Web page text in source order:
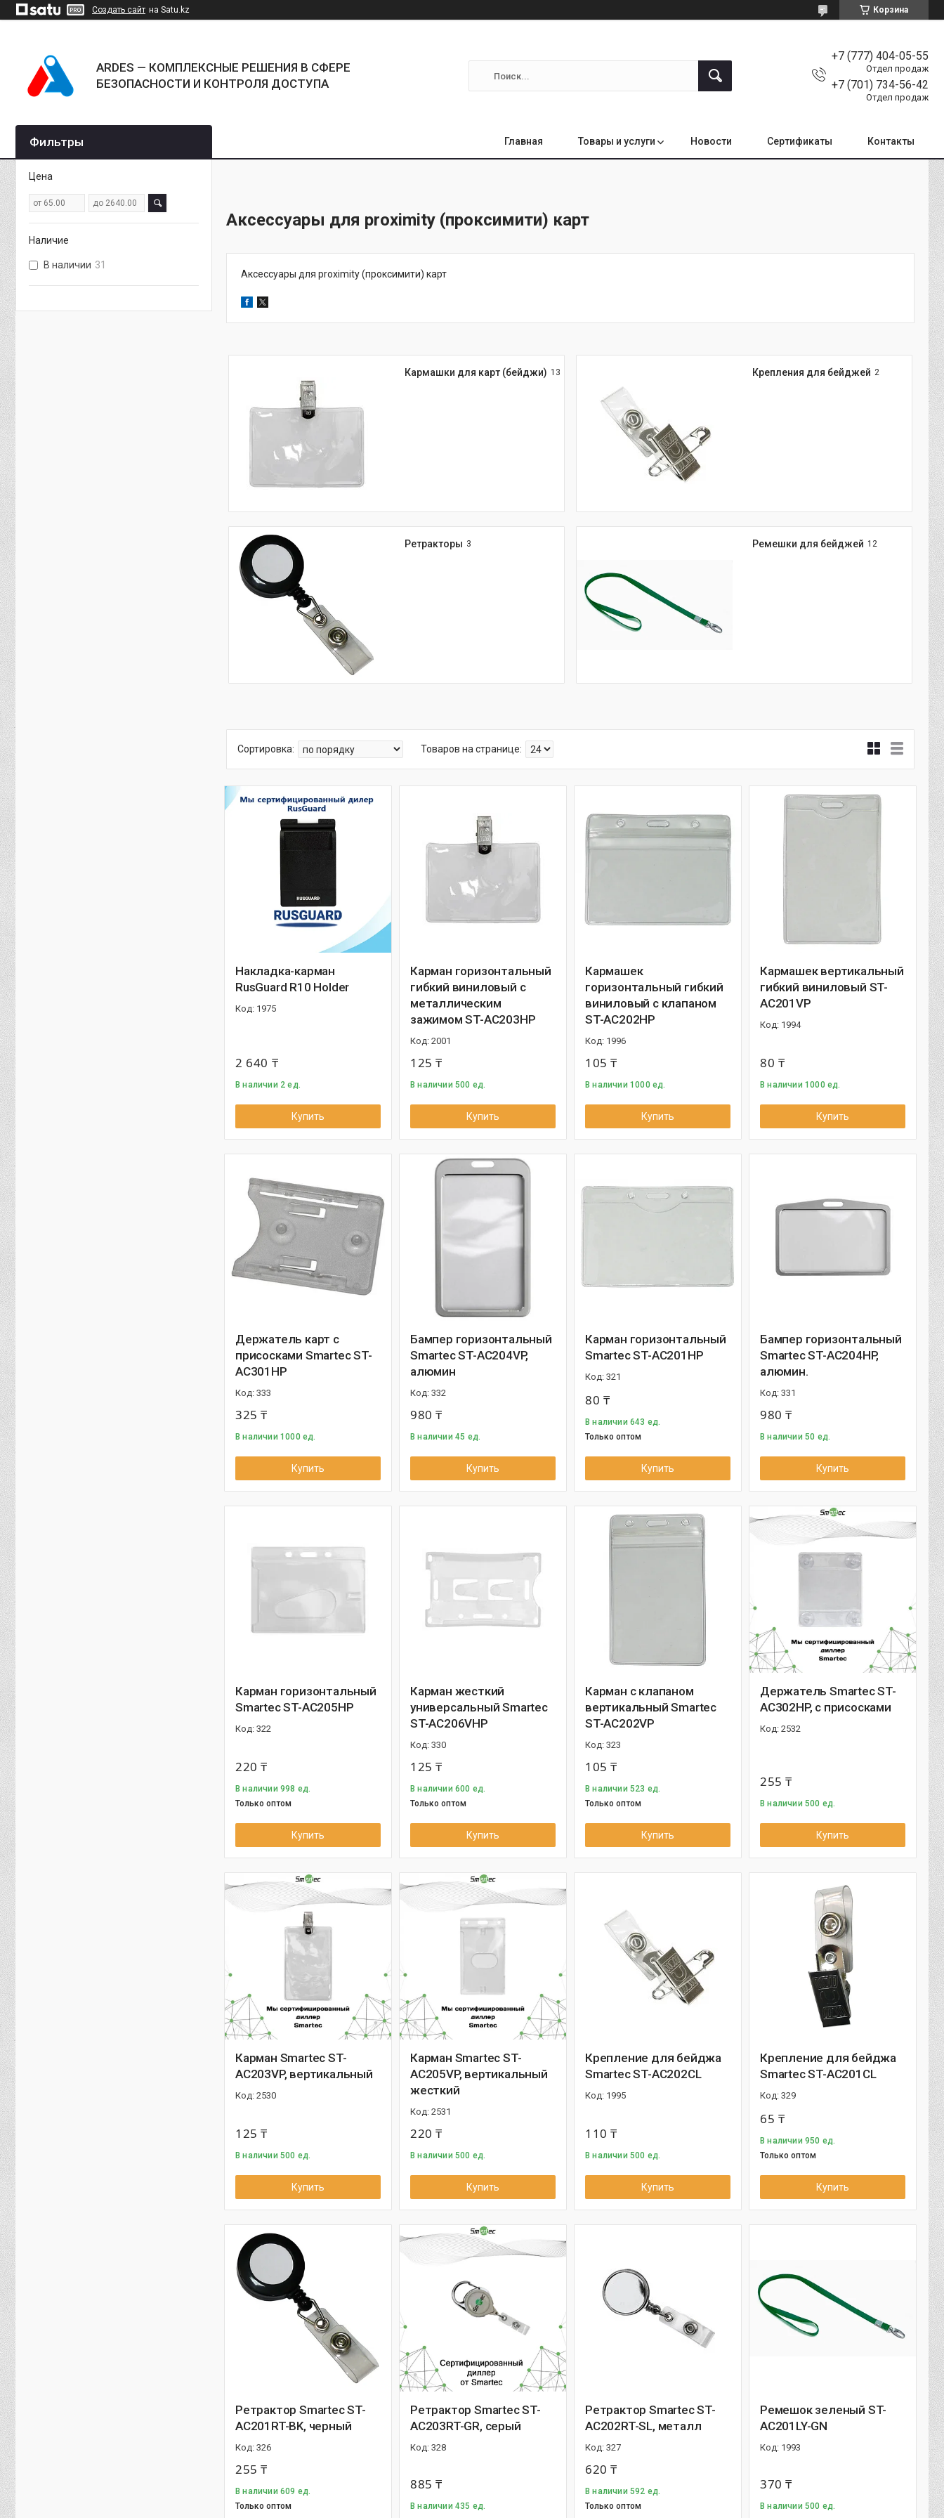
Создать сайт на Satu.kz Корзина
ARDES — КОМПЛЕКСНЫЕ РЕШЕНИЯ В СФЕРЕ
БЕЗОПАСНОСТИ И КОНТРОЛЯ ДОСТУПА
+7 (777) 404-05-55
Отдел продаж
+7 (701) 734-56-42
Отдел продаж
Главная Товары и услуги Новости Сертификаты Контакты
Аксессуары для proximity (проксимити) карт
Аксессуары для proximity (проксимити) карт
Кармашки для карт (бейджи) 13 Крепления для бейджей 2
Ретракторы 3 Ремешки для бейджей 12
Накладка-карман
RusGuard R10 Holder
1975
2 640 ₸
В наличии 2 ед.
Купить
Карман горизонтальный
гибкий виниловый с
металлическим
зажимом ST-AC203HP
2001
125 ₸
В наличии 500 ед.
Купить
Кармашек
горизонтальный гибкий
виниловый с клапаном
ST-AC202HP
1996
105 ₸
В наличии 1000 ед.
Купить
Кармашек вертикальный
гибкий виниловый ST-
AC201VP
1994
80 ₸
В наличии 1000 ед.
Купить
Держатель карт с
присосками Smartec ST-
AC301HP
333
325 ₸
В наличии 1000 ед.
Купить
Бампер горизонтальный
Smartec ST-AC204VP,
алюмин
332
980 ₸
В наличии 45 ед.
Купить
Карман горизонтальный
Smartec ST-AC201HP
321
80 ₸
В наличии 643 ед.
Только оптом
Купить
Бампер горизонтальный
Smartec ST-AC204HP,
алюмин.
331
980 ₸
В наличии 50 ед.
Купить
Карман горизонтальный
Smartec ST-AC205HP
322
220 ₸
В наличии 998 ед.
Только оптом
Купить
Карман жесткий
универсальный Smartec
ST-AC206VHP
330
125 ₸
В наличии 600 ед.
Только оптом
Купить
Карман с клапаном
вертикальный Smartec
ST-AC202VP
323
105 ₸
В наличии 523 ед.
Только оптом
Купить
Держатель Smartec ST-
AC302HP, с присосками
2532
255 ₸
В наличии 500 ед.
Купить
Карман Smartec ST-
AC203VP, вертикальный
2530
125 ₸
В наличии 500 ед.
Купить
Карман Smartec ST-
AC205VP, вертикальный
жесткий
2531
220 ₸
В наличии 500 ед.
Купить
Крепление для бейджа
Smartec ST-AC202CL
1995
110 ₸
В наличии 500 ед.
Купить
Крепление для бейджа
Smartec ST-AC201CL
329
65 ₸
В наличии 950 ед.
Только оптом
Купить
Ретрактор Smartec ST-
AC201RT-BK, черный
326
255 ₸
В наличии 609 ед.
Только оптом
Ретрактор Smartec ST-
AC203RT-GR, серый
328
885 ₸
В наличии 435 ед.
Ретрактор Smartec ST-
AC202RT-SL, металл
327
620 ₸
В наличии 592 ед.
Только оптом
Ремешок зеленый ST-
AC201LY-GN
1993
370 ₸
В наличии 500 ед.
Фильтры
Цена
Наличие
В наличии 31